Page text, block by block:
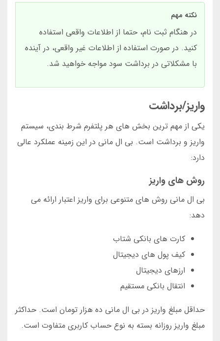
نکته مهم
در هنگام ثبت نام، حتما از اطلاعات واقعی استفاده
کنید. در صورت استفاده از اطلاعات غیر واقعی، در آینده
با مشکلاتی در برداشت سود مواجه خواهید شد.
واریز/برداشت
یکی از مهم ترین بخش های هر پلتفرم شرط بندی، سیستم
واریز و برداشت است. بی ال مانی در این زمینه عملکرد عالی
دارد:
روش های واریز
بی ال مانی روش های متنوعی برای واریز اعتبار ارائه می
دهد:
کارت های بانکی شتاب
کیف پول های دیجیتال
ارزهای دیجیتال
انتقال بانکی مستقیم
حداقل مبلغ واریز در بی ال مانی ده هزار تومان است. حداکثر
مبلغ واریز روزانه بسته به نوع حساب کاربری متفاوت است.